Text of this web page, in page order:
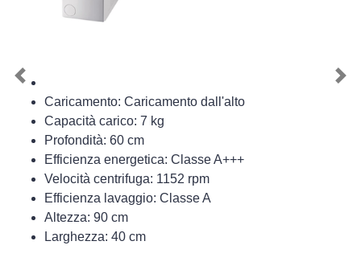
Caricamento: Caricamento dall'alto
Capacità carico: 7 kg
Profondità: 60 cm
Efficienza energetica: Classe A+++
Velocità centrifuga: 1152 rpm
Efficienza lavaggio: Classe A
Altezza: 90 cm
Larghezza: 40 cm
Previous